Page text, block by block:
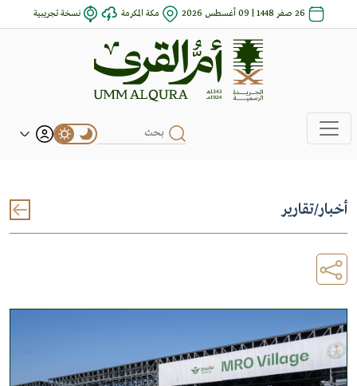
26 صفر 1448 | 09 أغسطس 2026 مكة المكرمة نسخة تجريبية
أخبار/تقارير